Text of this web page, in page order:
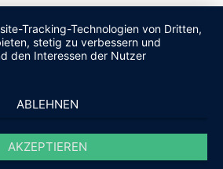
Tracking-Technologien von Dritten,
stetig zu verbessern und
den Interessen der Nutzer
ABLEHNEN
AKZEPTIEREN